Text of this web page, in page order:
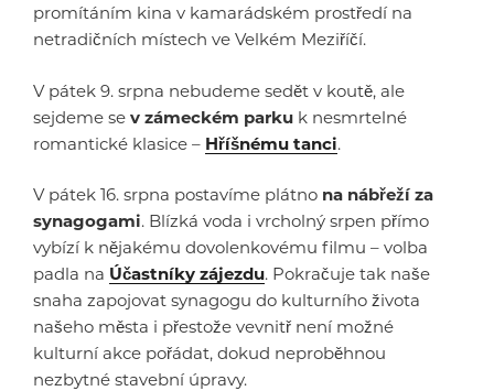
promítáním kina v kamarádském prostředí na
netradičních místech ve Velkém Meziříčí.
V pátek 9. srpna nebudeme sedět v koutě, ale
sejdeme se v zámeckém parku k nesmrtelné
romantické klasice – Hříšnému tanci.
V pátek 16. srpna postavíme plátno na nábřeží za
synagogami. Blízká voda i vrcholný srpen přímo
vybízí k nějakému dovolenkovému filmu – volba
padla na Účastníky zájezdu. Pokračuje tak naše
snaha zapojovat synagogu do kulturního života
našeho města i přestože vevnitř není možné
kulturní akce pořádat, dokud neproběhnou
nezbytné stavební úpravy.